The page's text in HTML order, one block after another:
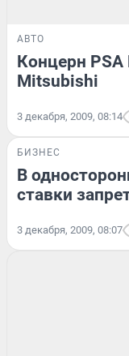
АВТО
Концерн PSA
Mitsubishi
3 декабря, 2009, 08:14
БИЗНЕС
В
ставки
3 декабря, 2009, 08:07